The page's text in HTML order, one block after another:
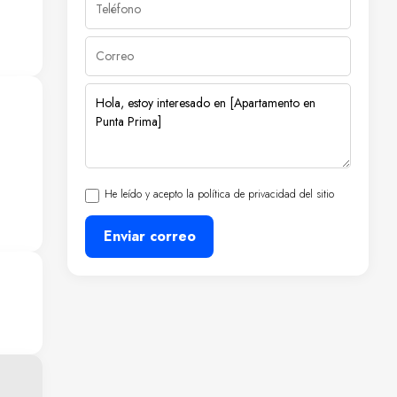
He leído y acepto la política de privacidad del sitio
Enviar correo